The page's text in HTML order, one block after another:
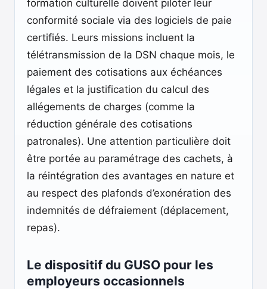
formation culturelle doivent piloter leur
conformité sociale via des logiciels de paie
certifiés. Leurs missions incluent la
télétransmission de la DSN chaque mois, le
paiement des cotisations aux échéances
légales et la justification du calcul des
allégements de charges (comme la
réduction générale des cotisations
patronales). Une attention particulière doit
être portée au paramétrage des cachets, à
la réintégration des avantages en nature et
au respect des plafonds d’exonération des
indemnités de défraiement (déplacement,
repas).
Le dispositif du GUSO pour les
employeurs occasionnels